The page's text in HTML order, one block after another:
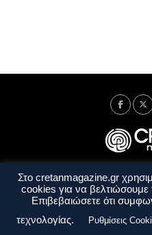
Ταυτότητα Πολιτική
Όροι και
Στο cretanmagazine.gr
cookies για να βελτιώσουμε
Επιβεβαιώσετε ότι
τεχνολογίας.
Ρυθμίσεις